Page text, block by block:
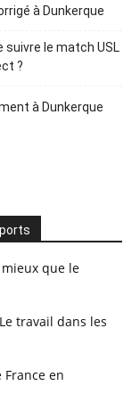
à Dunkerque
suivre le match USL
?
à Dunkerque
mieux que le
travail dans les
en